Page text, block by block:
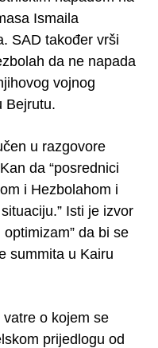
Ismaila
SAD također vrši
da ne napada
vojnog
Bejrutu.
u razgovore
da “posrednici
i Hezbolahom i
Isti je izvor
da bi se
summita u Kairu
o kojem se
prijedlogu od